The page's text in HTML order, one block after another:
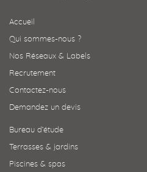
Accueil
Qui sommes-nous ?
Nos Réseaux & Labels
Recrutement
Contactez-nous
Demandez un devis
Bureau d’étude
Terrasses & jardins
Piscines & spas